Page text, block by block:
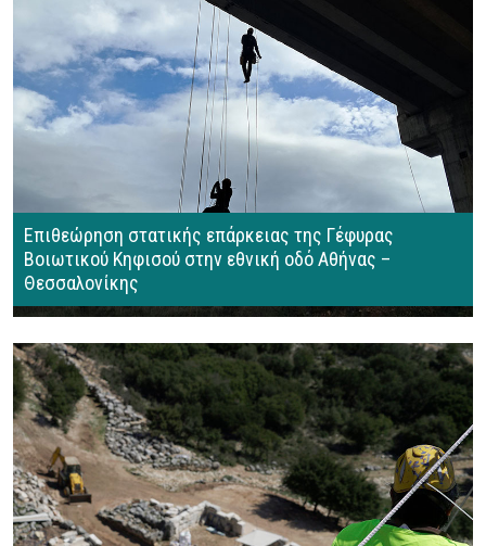
Επιθεώρηση στατικής επάρκειας της Γέφυρας
Βοιωτικού Κηφισού στην εθνική οδό Αθήνας –
Θεσσαλονίκης